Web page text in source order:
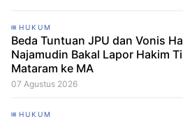
HUKUM
Beda Tuntuan JPU dan Vonis
Najamudin Bakal Lapor Hakim
Mataram ke MA
07 Agustus 2026
HUKUM